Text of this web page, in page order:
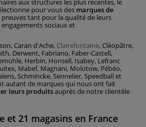
aux structures les plus récentes, le
pour vous des marques de
tant pour la qualité de leurs
sociaux et
Caran d'Ache, Clairefontaine, Cléopâtre,
Derwent, Fabriano, Faber-Castell,
Herbin, Honsell, Isabey, Lefranc
Mabef, Magnani, Molotow, Pébéo,
Schmincke, Sennelier, Speedball et
autant de marques qui nous ont fait
leurs produitsauprès de notre clientèle
et 21 magasins en France